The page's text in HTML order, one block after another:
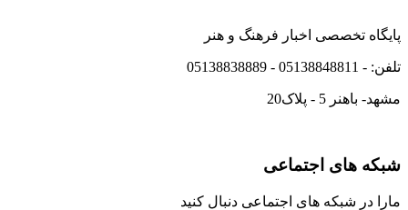
پایگاه تخصصی اخبار فرهنگ و هنر
تلفن: - 05138848811 - 05138838889
مشهد- باهنر 5 - پلاک20
شبکه های اجتماعی
مارا در شبکه های اجتماعی دنبال کنید